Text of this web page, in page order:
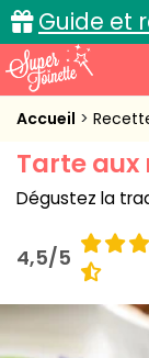
Guide et
Accueil
Recettes de
Cuisine pratique
L'actu cuisine
Accueil
Tarte aux
Dégustez la
4,5/5